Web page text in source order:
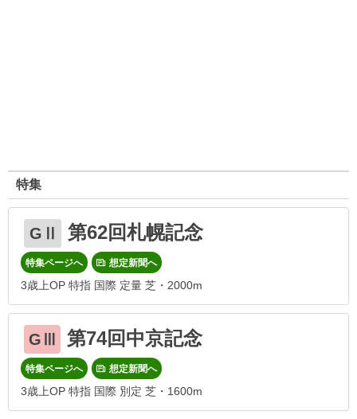
特集
GⅡ 第62回札幌記念
特集ページへ 想定新聞へ
3歳上OP 特指 国際 定量 芝・2000m
GⅢ 第74回中京記念
特集ページへ 想定新聞へ
3歳上OP 特指 国際 別定 芝・1600m